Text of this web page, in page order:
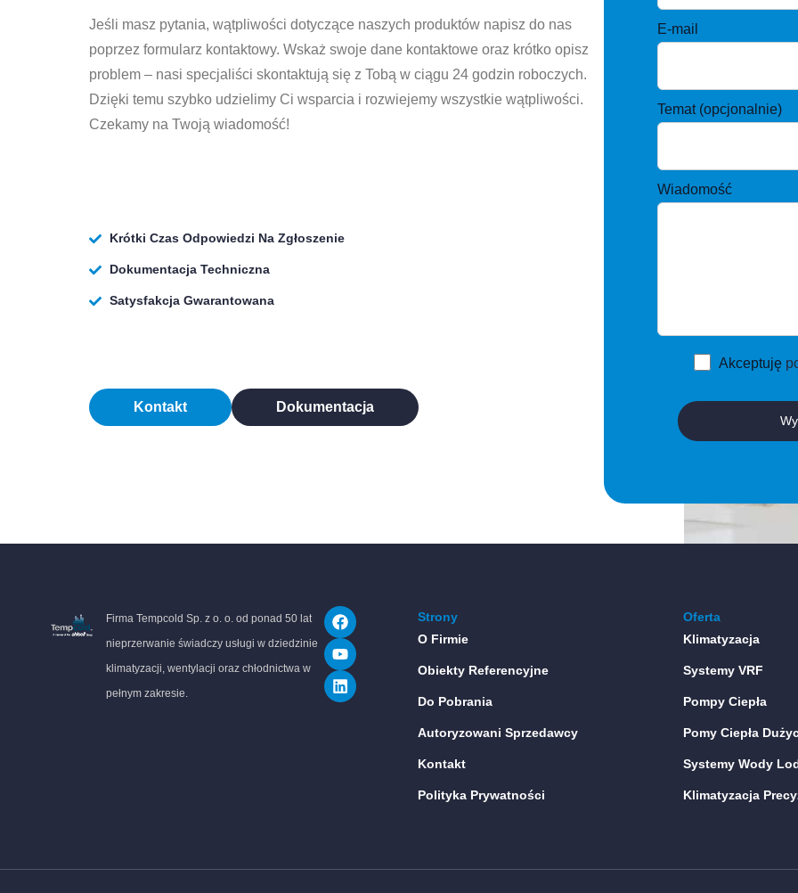
Jeśli masz pytania, wątpliwości dotyczące naszych produktów napisz do nas
poprzez formularz kontaktowy. Wskaż swoje dane kontaktowe oraz krótko opisz
problem – nasi specjaliści skontaktują się z Tobą w ciągu 24 godzin roboczych.
Dzięki temu szybko udzielimy Ci wsparcia i rozwiejemy wszystkie wątpliwości.
Czekamy na Twoją wiadomość!
Krótki Czas Odpowiedzi Na Zgłoszenie
Dokumentacja Techniczna
Satysfakcja Gwarantowana
Kontakt Dokumentacja
E-mail
Temat (opcjonalnie)
Wiadomość
Akceptuję
Firma Tempcold Sp. z o. o. od ponad 50 lat
nieprzerwanie świadczy usługi w dziedzinie
klimatyzacji, wentylacji oraz chłodnictwa w
pełnym zakresie.
F
a
c
e
b
o
Y
o
u
t
u
b
L
i
n
k
e
d
Strony
O Firmie
Obiekty Referencyjne
Do Pobrania
Autoryzowani Sprzedawcy
Kontakt
Polityka Prywatności
Oferta
Klimatyzacja
Systemy VRF
Pompy Ciepła
Pomy Ciepła
Systemy Wody
Klimatyzacja